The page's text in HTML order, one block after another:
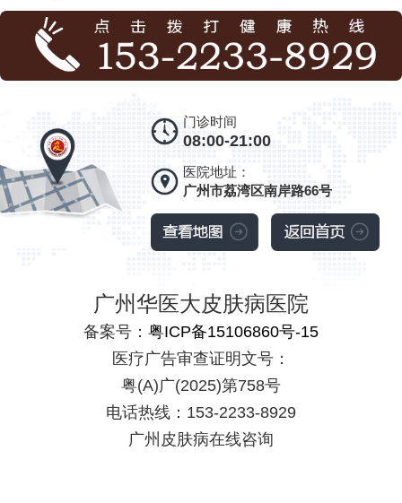
门诊时间
08:00-21:00
医院地址：
广州市荔湾区南岸路66号
广州华医大皮肤病医院
备案号： 粤ICP备15106860号-15
医疗广告审查证明文号：
粤(A)广(2025)第758号
电话热线：153-2233-8929
广州皮肤病在线咨询